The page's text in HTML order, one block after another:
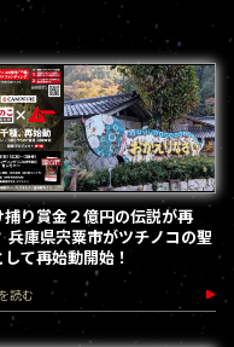
捕り賞金２億円の伝説が再
兵庫県宍粟市がツチノコの聖
て再始動開始！
読む